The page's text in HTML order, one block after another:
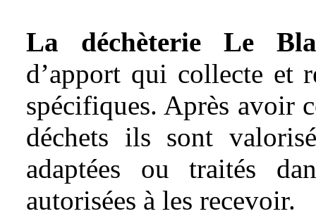
La déchèterie Le
d’apport qui collecte et
spécifiques. Après avoir
déchets ils sont
adaptées ou traités
autorisées à les recevoir.